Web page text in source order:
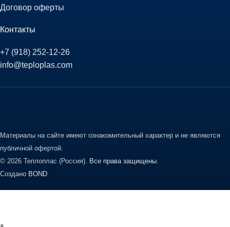
Договор оферты
Контакты
+7 (918) 252-12-26
info@teploplas.com
Материалы на сайте имеют ознакомительный характер и не являются
публичной офертой.
© 2026 Теплоплас (Россия). Все права защищены.
Создано BOND